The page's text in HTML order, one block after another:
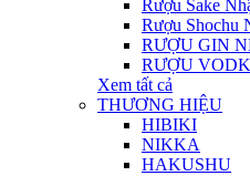
Rượu Sake
Rượu Shochu
RƯỢU GIN
RƯỢU
Xem tất cả
THƯƠNG HIỆU
HIBIKI
NIKKA
HAKUSHU